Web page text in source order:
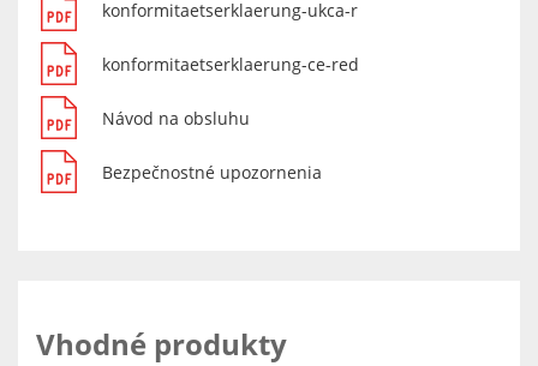
konformitaetserklaerung-ukca-r
konformitaetserklaerung-ce-red
Návod na obsluhu
Bezpečnostné upozornenia
Vhodné produkty